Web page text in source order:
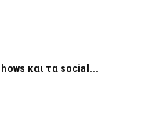
και τα social...